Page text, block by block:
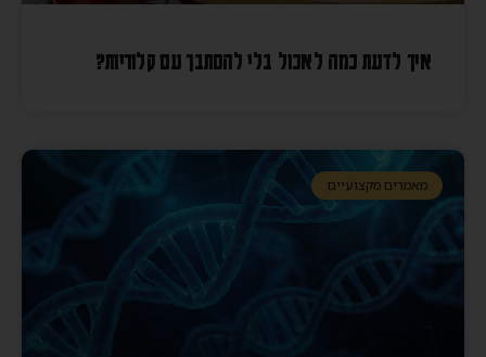
איך לדעת כמה לאכול בלי להסתבך עם קלוריות?
מאמרים מקצועיים